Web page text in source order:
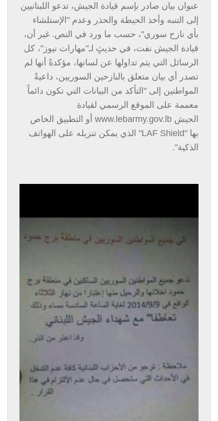
عنوان بيان صادر بإسم قيادة الجيش، تدعو اللبنانيين
إلى التنبه وأخذ الحيطة والحذر وعدم "الإستلشاء
بأي نازح سوري"، حسب ما ورد في النص. غير أن،
قيادة الجيش نفت، في حديثٍ لـ"مهارات نيوز"، كل
الرسائل التي يتم تداولها عن لسانها، مؤكدةً أنها لم
تصدر أي بيان متعلق بالنازحين السوريين، داعيةً
المواطنين إلى "التأكد من البيانات التي تكون دائماً
معممة على الموقع الرسمي لقيادة
الجيش www.lebarmy.gov.lb أو التطبيق الخاص
بها "LAF Shield" الذي يمكن تنزيله على الهواتف
الذكية".